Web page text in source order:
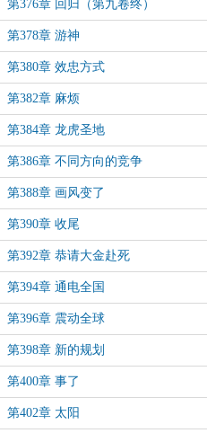
第376章 回归（第九卷终）
第378章 游神
第380章 效忠方式
第382章 麻烦
第384章 龙虎圣地
第386章 不同方向的竞争
第388章 画风变了
第390章 收尾
第392章 恭请大金赴死
第394章 通电全国
第396章 震动全球
第398章 新的规划
第400章 事了
第402章 太阳